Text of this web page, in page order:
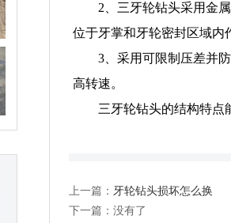
2、三牙轮钻头采用金
位于牙掌和牙轮密封区域内
3、采用可限制压差并
高转速。
三牙轮钻头的结构特点
上一篇： 牙轮钻头损坏怎么换
下一篇：没有了